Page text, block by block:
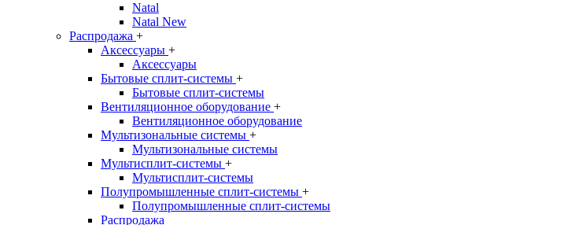
Natal
Natal New
Распродажа +
Аксессуары +
Аксессуары
Бытовые сплит-системы +
Бытовые сплит-системы
Вентиляционное оборудование +
Вентиляционное оборудование
Мультизональные системы +
Мультизональные системы
Мультисплит-системы +
Мультисплит-системы
Полупромышленные сплит-системы +
Полупромышленные сплит-системы
Распродажа